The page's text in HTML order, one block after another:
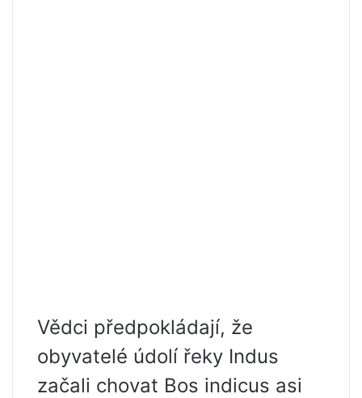
Vědci předpokládají, že
obyvatelé údolí řeky Indus
začali chovat Bos indicus asi